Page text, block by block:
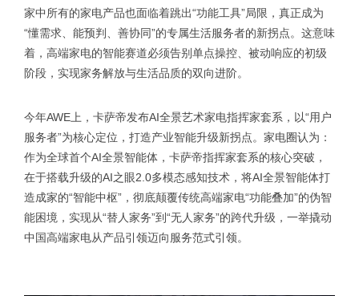
家中所有的家电产品也面临着跳出“功能工具”局限，真正成为
“懂需求、能预判、善协同”的专属生活服务者的新拐点。这意味
着，高端家电的智能赛道必须告别单点操控、被动响应的初级
阶段，实现家务解放与生活品质的双向进阶。
今年AWE上，卡萨帝发布AI全景艺术家电指挥家套系，以“用户
服务者”为核心定位，打造产业智能升级新拐点。家电圈认为：
作为全球首个AI全景智能体，卡萨帝指挥家套系的核心突破，
在于搭载升级的AI之眼2.0多模态感知技术，将AI全景智能体打
造成家的“智能中枢”，彻底颠覆传统高端家电“功能叠加”的伪智
能困境，实现从“替人家务”到“无人家务”的跨代升级，一举撬动
中国高端家电从产品引领迈向服务范式引领。